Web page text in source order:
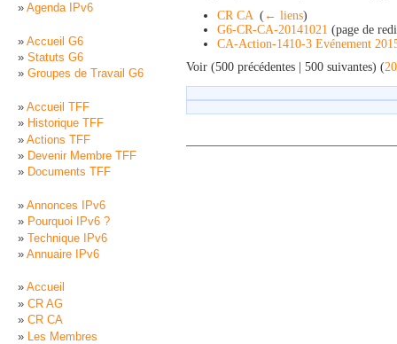
CR CA ( ← liens)
G6-CR-CA-20141021 (page de
CA-Action-1410-3 Evénement
Voir (500 précédentes | 500 suivantes) (20
Agenda IPv6
Accueil G6
Statuts G6
Groupes de Travail G6
Accueil TFF
Historique TFF
Actions TFF
Devenir Membre TFF
Documents TFF
Annonces IPv6
Pourquoi IPv6 ?
Technique IPv6
Annuaire IPv6
Accueil
CR AG
CR CA
Les Membres